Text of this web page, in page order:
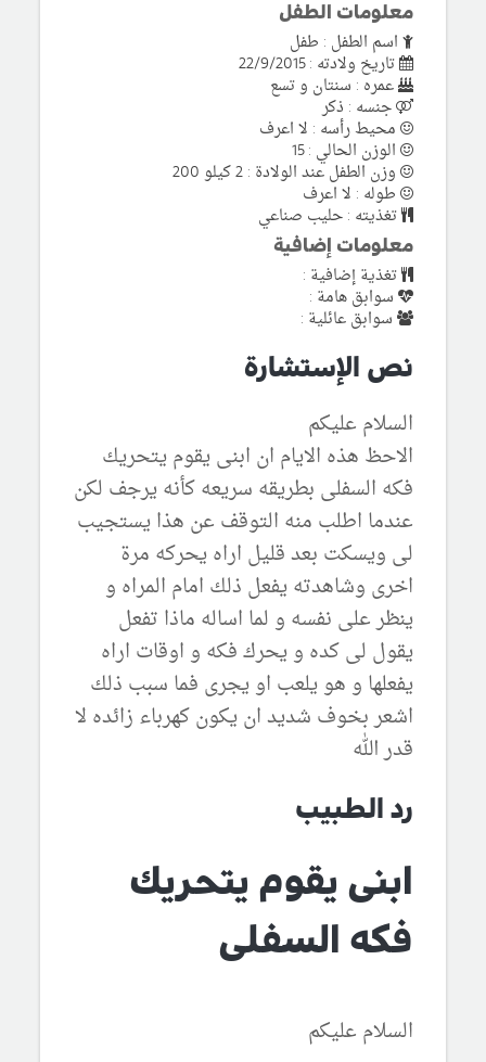
معلومات الطفل
اسم الطفل : طفل
تاريخ ولادته : 22/9/2015
عمره : سنتان و تسع
جنسه : ذكر
محيط رأسه : لا اعرف
الوزن الحالي : 15
وزن الطفل عند الولادة : 2 كيلو 200
طوله : لا اعرف
تغذيته : حليب صناعي
معلومات إضافية
تغذية إضافية :
سوابق هامة :
سوابق عائلية :
نص الإستشارة
السلام عليكم
الاحظ هذه الايام ان ابنى يقوم يتحريك
فكه السفلى بطريقه سريعه كأنه يرجف لكن
عندما اطلب منه التوقف عن هذا يستجيب
لى ويسكت بعد قليل اراه يحركه مرة
اخرى وشاهدته يفعل ذلك امام المراه و
ينظر على نفسه و لما اساله ماذا تفعل
يقول لى كده و يحرك فكه و اوقات اراه
يفعلها و هو يلعب او يجرى فما سبب ذلك
اشعر بخوف شديد ان يكون كهرباء زائده لا
قدر الله
رد الطبيب
ابنى يقوم يتحريك
فكه السفلى
السلام عليكم